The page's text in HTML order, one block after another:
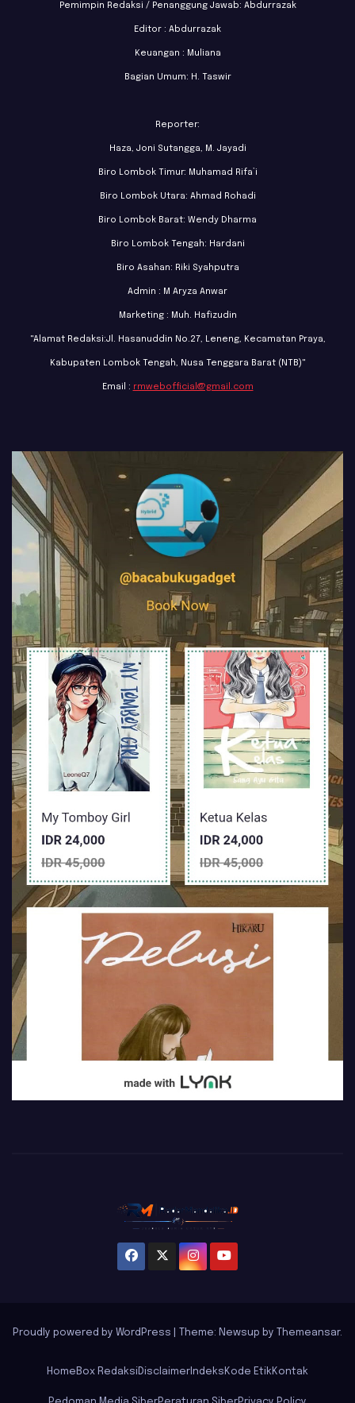
Pemimpin Redaksi / Penanggung Jawab: Abdurrazak
Editor : Abdurrazak
Keuangan : Muliana
Bagian Umum: H. Taswir
Reporter:
Haza, Joni Sutangga, M. Jayadi
Biro Lombok Timur: Muhamad Rifa’i
Biro Lombok Utara: Ahmad Rohadi
Biro Lombok Barat: Wendy Dharma
Biro Lombok Tengah: Hardani
Biro Asahan: Riki Syahputra
Admin : M Aryza Anwar
Marketing : Muh. Hafizudin
"Alamat Redaksi:Jl. Hasanuddin No.27, Leneng, Kecamatan Praya,
Kabupaten Lombok Tengah, Nusa Tenggara Barat (NTB)"
Email : rmwebofficial@gmail.com
Proudly powered by WordPress Theme: Newsup by Themeansar.
Home Box Redaksi Disclaimer Indeks Kode Etik Kontak